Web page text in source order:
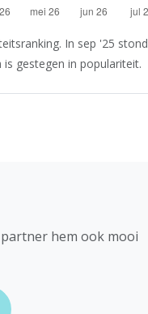
In sep '25 stond
gestegen in populariteit.
hem ook mooi